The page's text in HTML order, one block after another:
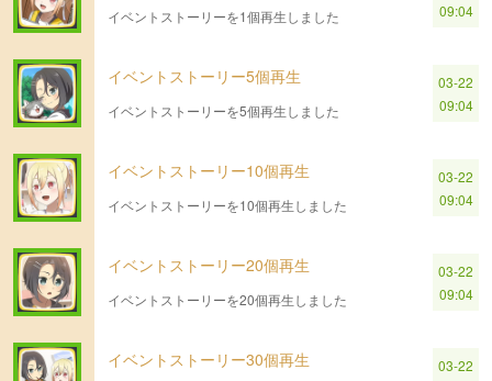
イベントストーリーを1個再生しました
09:04
イベントストーリー5個再生
イベントストーリーを5個再生しました
03-22
09:04
イベントストーリー10個再生
イベントストーリーを10個再生しました
03-22
09:04
イベントストーリー20個再生
イベントストーリーを20個再生しました
03-22
09:04
イベントストーリー30個再生
03-22